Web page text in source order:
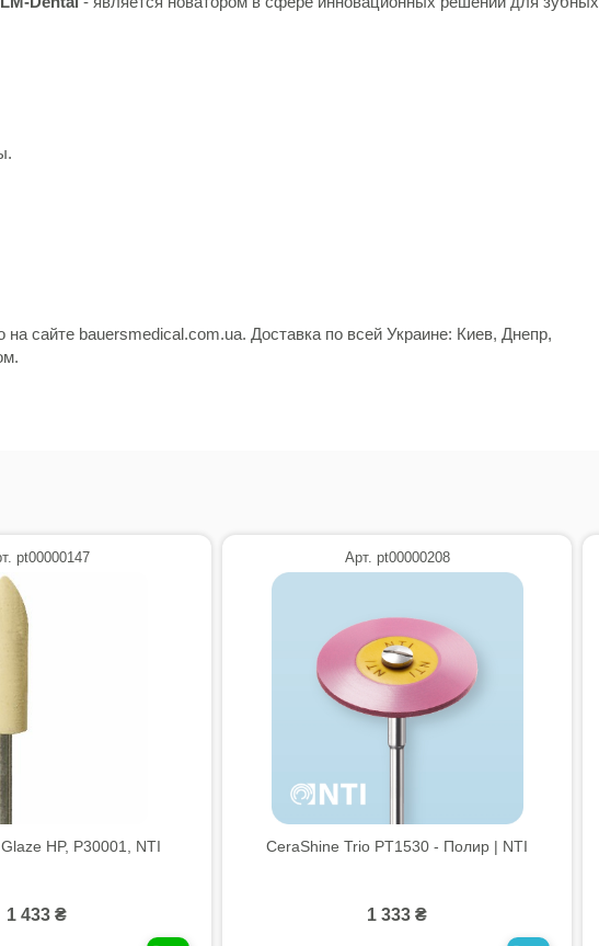
на сайте bauersmedical.com.ua. Доставка по всей Украине: Киев, Днепр,
pt00000147
HP, P30001, NTI
1 433 ₴
Арт. pt00000208
CeraShine Trio PT1530 - Полир | NTI
1 333 ₴